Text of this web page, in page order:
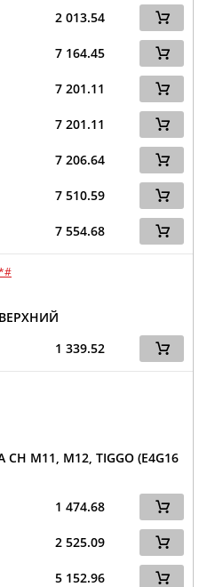
2 013.54
7 164.45
7 201.11
7 201.11
7 206.64
7 510.59
7 554.68
1 339.52
M11, M12, TIGGO (E4G16
1 474.68
2 525.09
5 152.96